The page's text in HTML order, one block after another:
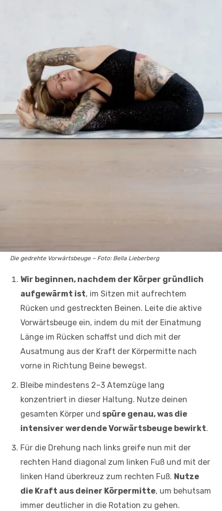
Die gedrehte Vorwärtsbeuge – Foto: Bella Lieberberg
Wir beginnen, nachdem der Körper gründlich
aufgewärmt ist, im Sitzen mit aufrechtem
Rücken und gestreckten Beinen. Leite die aktive
Vorwärtsbeuge ein, indem du mit der Einatmung
Länge im Rücken schaffst und dich mit der
Ausatmung aus der Kraft der Körpermitte nach
vorne in Richtung Beine bewegst.
Bleibe mindestens 2–3 Atemzüge lang
konzentriert in dieser Haltung. Nutze deinen
gesamten Körper und spüre genau, was die
intensiver werdende Vorwärtsbeuge bewirkt.
Für die Drehung nach links greife nun mit der
rechten Hand diagonal zum linken Fuß und mit der
linken Hand überkreuz zum rechten Fuß. Nutze
die Kraft aus deiner Körpermitte, um behutsam
immer deutlicher in die Rotation zu gehen.